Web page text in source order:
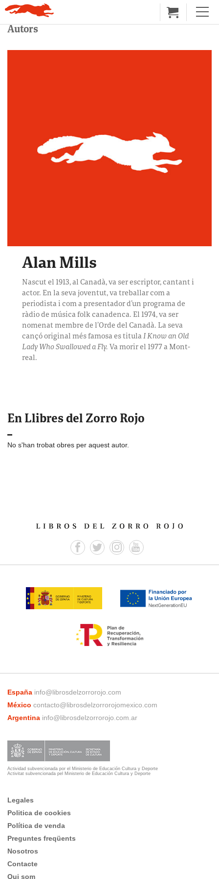
Autors
Alan Mills
Nascut el 1913, al Canadà, va ser escriptor, cantant i
actor. En la seva joventut, va treballar com a
periodista i com a presentador d’un programa de
ràdio de música folk canadenca. El 1974, va ser
nomenat membre de l’Orde del Canadà. La seva
cançó original més famosa es titulaI Know an Old
Lady Who Swallowed a Fly. Va morir el 1977 a Mont-
real.
En Llibres del Zorro Rojo
No s'han trobat obres per aquest autor.
España info@librosdelzorrorojo.com
México contacto@librosdelzorrorojomexico.com
Argentina info@librosdelzorrorojo.com.ar
Actividad subvencionada por el Ministerio de Educación Cultura y Deporte
Activitat subvencionada pel Ministerio de Educación Cultura y Deporte
Legales
Politica de cookies
Política de venda
Preguntes freqüents
Nosotros
Contacte
Qui som